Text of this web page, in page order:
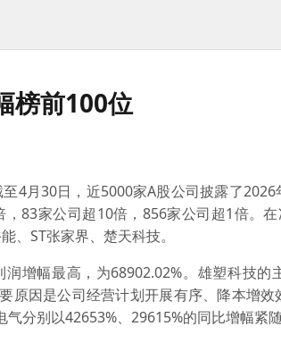
榜前100位
月30日，近5000家A股公司披露了2026
83家公司超10倍，856家公司超1倍。
、ST张家界、楚天科技。
幅最高，为68902.02%。雄塑科技的
原因是公司经营计划开展有序、降本增
分别以42653%、29615%的同比增幅紧随